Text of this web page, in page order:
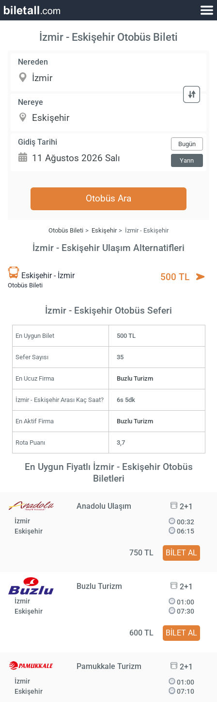
İzmir - Eskişehir Otobüs Bileti
Nereden
Nereye
Gidiş Tarihi Bugün
Yarın
Otobüs Ara
Otobüs Bileti Eskişehir İzmir - Eskişehir
İzmir - Eskişehir Ulaşım Alternatifleri
Eskişehir - İzmir
Otobüs Bileti
500 TL
İzmir - Eskişehir Otobüs Seferi
En Uygun Bilet 500 TL
Sefer Sayısı 35
En Ucuz Firma Buzlu Turizm
İzmir - Eskişehir Arası Kaç Saat? 6s 5dk
En Aktif Firma Buzlu Turizm
Rota Puanı 3,7
En Uygun Fiyatlı İzmir - Eskişehir Otobüs
Biletleri
Anadolu Ulaşım 2+1
İzmir
Eskişehir
00:32
06:15
750 TL BİLET AL
Buzlu Turizm 2+1
İzmir
Eskişehir
01:00
07:30
600 TL BİLET AL
Pamukkale Turizm 2+1
İzmir
Eskişehir
01:00
07:10